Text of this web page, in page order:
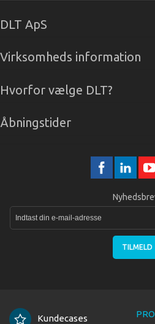
DLT ApS
Virksomheds information
Hvorfor vælge DLT?
Åbningstider
TILMELD
Kundecases